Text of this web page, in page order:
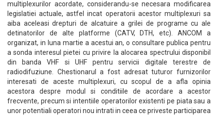
multiplexurilor acordate, considerandu-se necesara modificarea
legislatiei actuale, astfel incat operatorii acestor multiplexuri sa
aiba aceleasi drepturi de alcatuire a grilei de programe cu ale
detinatorilor de alte platforme (CATV, DTH, etc). ANCOM a
organizat, in luna martie a acestui an, o consultare publica pentru
a sonda interesul pietei cu privire la alocarea spectrului disponibil
din banda VHF si UHF pentru servicii digitale terestre de
radiodifuziune. Chestionarul a fost adresat tuturor furnizorilor
interesati de aceste multiplexuri, cu scopul de a afla opinia
acestora despre modul si conditiile de acordare a acestor
frecvente, precum si intentiile operatorilor existenti pe piata sau a
unor potentiali operatori nou intrati in ceea ce priveste participarea